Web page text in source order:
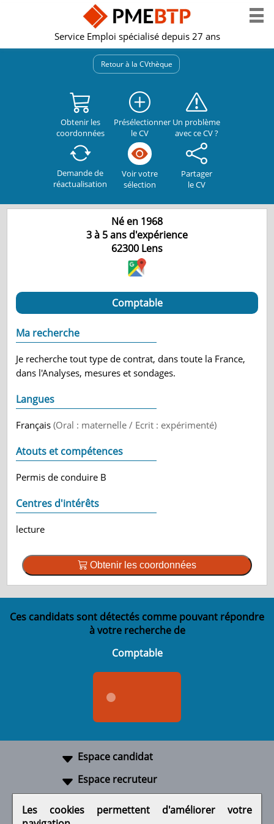
Service Emploi spécialisé depuis 27 ans
Retour à la CVthèque
Obtenir les
coordonnées
Présélectionner
le CV
Un problème
avec ce CV ?
Demande de
réactualisation
Voir votre
sélection
Partager
le CV
Né en 1968
3 à 5 ans d'expérience
62300 Lens
Comptable
Ma recherche
Je recherche tout type de contrat, dans toute la France,
dans l'Analyses, mesures et sondages.
Langues
Français(Oral : maternelle / Ecrit : expérimenté)
Atouts et compétences
Permis de conduire B
Centres d'intérêts
lecture
Obtenir les coordonnées
Ces candidats sont détectés comme pouvant répondre
à votre recherche de
Comptable
Espace candidat
Espace recruteur
Les cookies permettent d'améliorer votre